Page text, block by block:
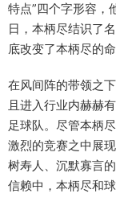
特点”四个字形容，
日，本柄尽结识了
底改变了本柄尽的命
在风间阵的带领之
且进入行业内赫赫
足球队。尽管本柄
激烈的竞赛之中展
树寿人、沉默寡言
信赖中，本柄尽和